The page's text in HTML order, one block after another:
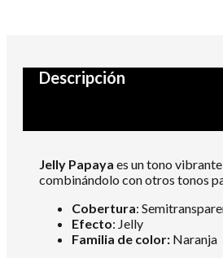
Descripción
Jelly Papaya es un tono
combinándolo con otros tonos
Cobertura:
Efecto: Jelly
Familia de color: Naranja